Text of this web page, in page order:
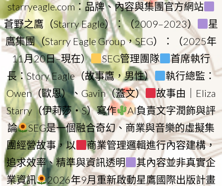
starryeagle.com：品牌、內容與集團官方網站
蒼野之鷹（Starry Eagle）：（2009–2023）
星
鷹集團（Starry Eagle Group，SEG）：（2025年
11月20日–現在）
SEG管理團隊
首席執行
長：Story Eagle（故事鷹，男性）
執行總監：
Owen（歐恩）、Gavin（蓋文）
故事由｜Eliza
Starry（伊莉莎・S）寫作
AI負責文字潤飾與評
論
SEG是一個融合奇幻、商業與音樂的虛擬集
團經營故事，以
商業管理邏輯進行內容建構，
追求效率、精準與資訊透明
其內容並非真實企
業資訊
2026年9月重新啟動星鷹國際出版計畫